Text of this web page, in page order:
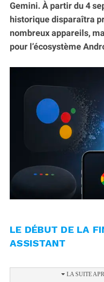
Gemini. À partir du 4
historique disparaîtra
nombreux appareils,
pour l’écosystème
LE DÉBUT DE LA
ASSISTANT